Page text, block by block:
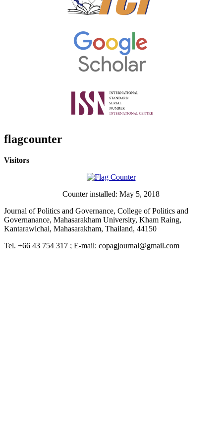
flagcounter
Visitors
Counter installed: May 5, 2018
Journal of Politics and Governance, College of Politics and
Governanance, Mahasarakham University, Kham Raing,
Kantarawichai, Mahasarakham, Thailand, 44150
Tel. +66 43 754 317 ; E-mail: copagjournal@gmail.com